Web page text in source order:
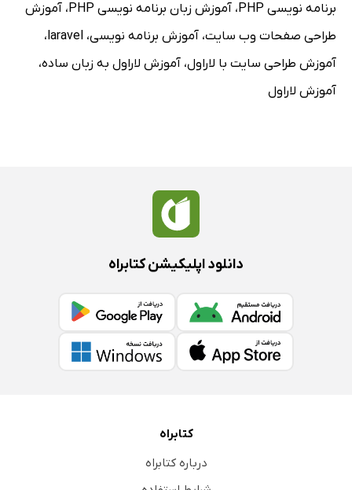
برنامه نویسی PHP
، آموزش زبان برنامه نویسی PHP ، آموزش
طراحی صفحات وب سایت، آموزش برنامه نویسی، laravel،
آموزش طراحی سایت با لاراول، آموزش لاراول به زبان ساده،
آموزش لاراول
دانلود اپلیکیشن کتابراه
کتابراه
درباره کتابراه